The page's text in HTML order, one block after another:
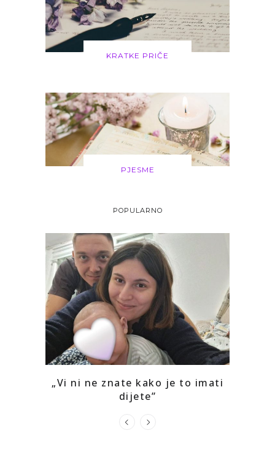
KRATKE PRIČE
PJESME
POPULARNO
„Vi ni ne znate kako je to imati
dijete”